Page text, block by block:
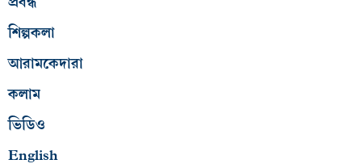
শিল্পকলা
আরামকেদারা
কলাম
ভিডিও
English